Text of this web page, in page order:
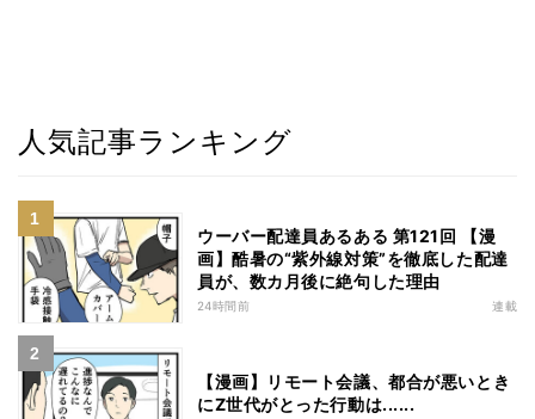
人気記事ランキング
ウーバー配達員あるある 第121回 【漫
画】酷暑の“紫外線対策”を徹底した配達
員が、数カ月後に絶句した理由
24時間前 連載
【漫画】リモート会議、都合が悪いとき
にZ世代がとった行動は......